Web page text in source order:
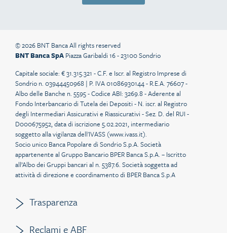
© 2026 BNT Banca All rights reserved
BNT Banca SpA Piazza Garibaldi 16 - 23100 Sondrio
Capitale sociale: € 31.315.321 - C.F. e Iscr. al Registro Imprese di
Sondrio n. 03944450968 | P. IVA 01086930144 - R.E.A. 76607 -
Albo delle Banche n. 5595 - Codice ABI: 3269.8 - Aderente al
Fondo Interbancario di Tutela dei Depositi - N. iscr. al Registro
degli Intermediari Assicurativi e Riassicurativi - Sez. D. del RUI -
D000675952, data di iscrizione 5.02.2021, intermediario
soggetto alla vigilanza dell'IVASS (www.ivass.it).
Socio unico Banca Popolare di Sondrio S.p.A. Società
appartenente al Gruppo Bancario BPER Banca S.p.A. – Iscritto
all’Albo dei Gruppi bancari al n. 5387.6. Società soggetta ad
attività di direzione e coordinamento di BPER Banca S.p.A
Trasparenza
Reclami e ABF